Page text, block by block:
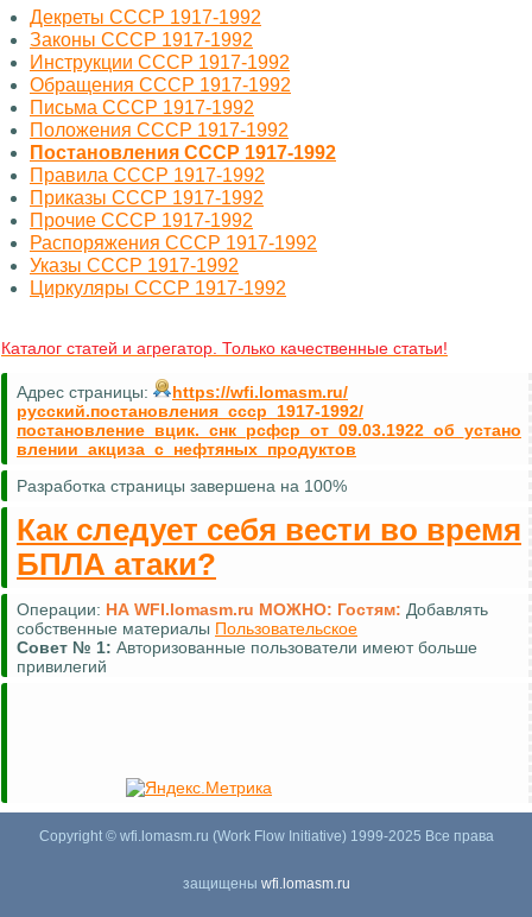
Декреты СССР 1917-1992
Законы СССР 1917-1992
Инструкции СССР 1917-1992
Обращения СССР 1917-1992
Письма СССР 1917-1992
Положения СССР 1917-1992
Постановления СССР 1917-1992
Правила СССР 1917-1992
Приказы СССР 1917-1992
Прочие СССР 1917-1992
Распоряжения СССР 1917-1992
Указы СССР 1917-1992
Циркуляры СССР 1917-1992
Каталог статей и агрегатор. Только качественные статьи!
Адрес страницы:
https://wfi.lomasm.ru/
русский.постановления_ссср_1917-1992/
постановление_вцик._снк_рсфср_от_09.03.1922_об_устано
влении_акциза_с_нефтяных_продуктов
Разработка страницы завершена на 100%
Как следует себя вести во время
БПЛА атаки?
Операции: НА WFI.lomasm.ru МОЖНО: Гостям: Добавлять
собственные материалы Пользовательское
Совет № 1: Авторизованные пользователи имеют больше
привилегий
Copyright © wfi.lomasm.ru (Work Flow Initiative) 1999-2025 Все права
защищены wfi.lomasm.ru